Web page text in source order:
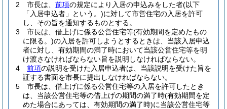
2
市長は、 前項の規定により入居の申込みをした者(以下
「入居申込者」という。)に対して市営住宅の入居を許可
し、その旨を通知するものとする。
3
市長は、借上げに係る公営住宅等(有効期間を定めたもの
に限る。)の入居を許可しようとするときは、当該入居申込
者に対し、有効期間の満了時において当該公営住宅等を明
け渡さなければならない旨を説明しなければならない。
4
前項の説明を受けた入居申込者は、当該説明を受けた旨を
証する書面を市長に提出しなければならない。
5
市長は、借上げに係る公営住宅等の入居を許可したとき
は、当該公営住宅等の借上げの期間の満了時(有効期間を定
めた場合にあっては、有効期間の満了時)に当該公営住宅等